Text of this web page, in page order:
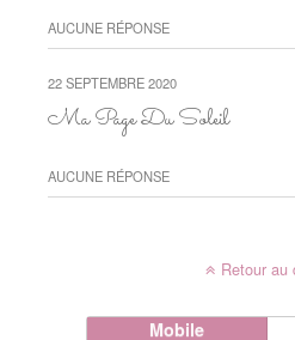
AUCUNE RÉPONSE
22 SEPTEMBRE 2020
Ma Page Du Soleil
AUCUNE RÉPONSE
Retour au
Mobile